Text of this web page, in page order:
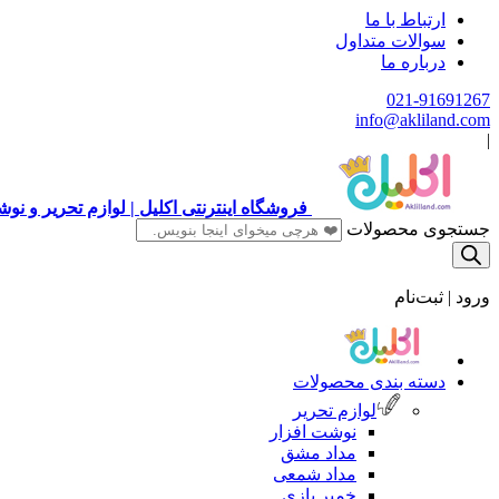
ارتباط با ما
سوالات متداول
درباره ما
021-91691267
info@akliland.com
|
فروشگاه اینترنتی اکلیل | لوازم تحریر و
جستجوی محصولات
ورود | ثبت‌نام
دسته بندی محصولات
لوازم تحریر
نوشت افزار
مداد مشق
مداد شمعی
خمیر بازی